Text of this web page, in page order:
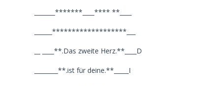
_______*******____**** **____
______*******************___
__ ____**.Das zweite Herz.**____D
________**.ist für deine.**_____I